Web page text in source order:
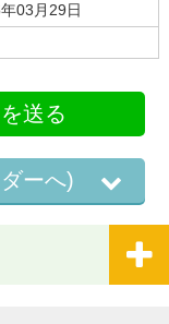
03月29日
送る
ーへ)